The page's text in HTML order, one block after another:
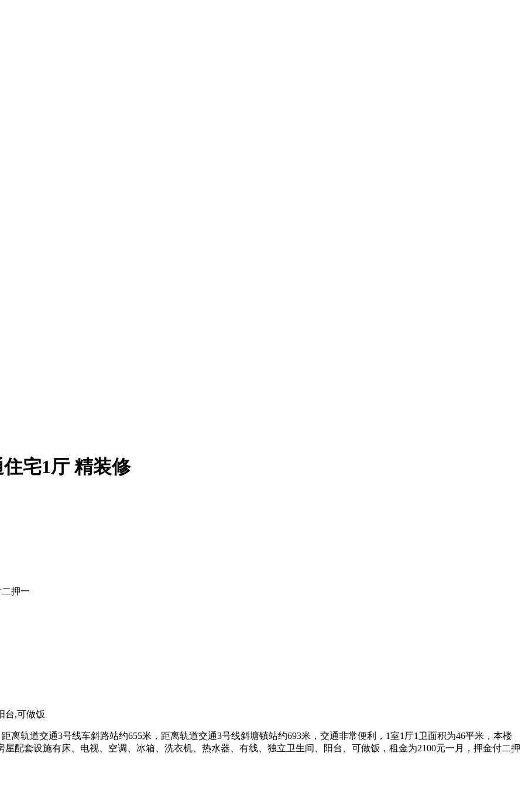
宅1厅 精装修
押一
台,可做饭
离轨道交通3号线车斜路站约655米，距离轨道交通3号线斜塘镇站约693米，交通非常便利，1室1厅1卫面积为46平米，本楼
配套设施有床、电视、空调、冰箱、洗衣机、热水器、有线、独立卫生间、阳台、可做饭，租金为2100元一月，押金付二押